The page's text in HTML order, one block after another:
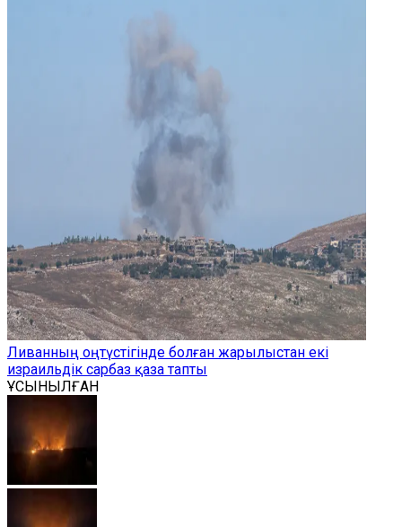
Ливанның оңтүстігінде болған жарылыстан екі
израильдік сарбаз қаза тапты
ҰСЫНЫЛҒАН